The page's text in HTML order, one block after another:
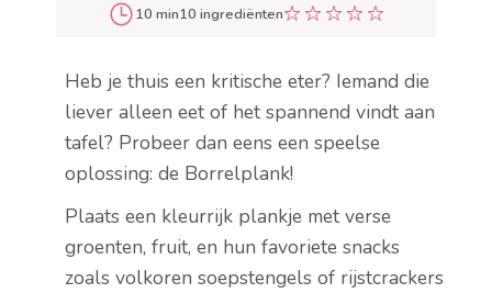
10 min10 ingrediënten
Heb je thuis een kritische eter? Iemand die
liever alleen eet of het spannend vindt aan
tafel? Probeer dan eens een speelse
oplossing: de Borrelplank!
Plaats een kleurrijk plankje met verse
groenten, fruit, en hun favoriete snacks
zoals volkoren soepstengels of rijstcrackers